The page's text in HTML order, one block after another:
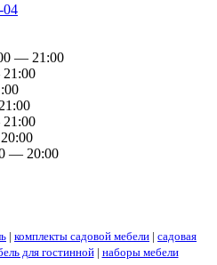
04
— 21:00
— 20:00
| комплекты садовой мебели | садовая
для гостинной| наборы мебели